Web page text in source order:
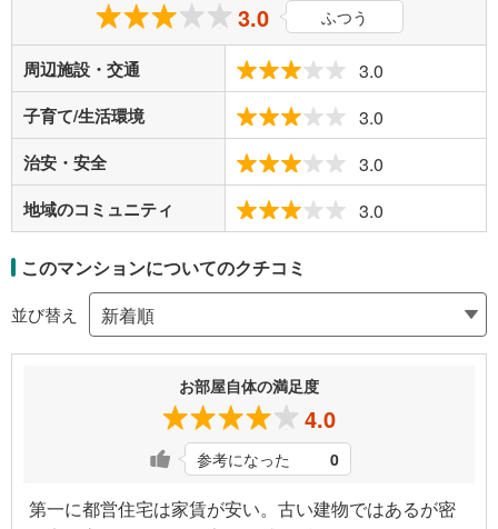
3.0 ふつう
周辺施設・交通 3.0
子育て/生活環境 3.0
治安・安全 3.0
地域のコミュニティ 3.0
このマンションについてのクチコミ
並び替え
お部屋自体の満足度
4.0
参考になった 0
第一に都営住宅は家賃が安い。古い建物ではあるが密